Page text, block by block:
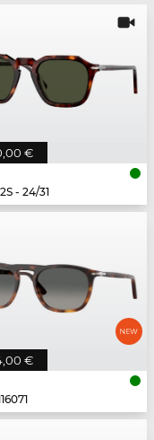
€
- 24/31
€